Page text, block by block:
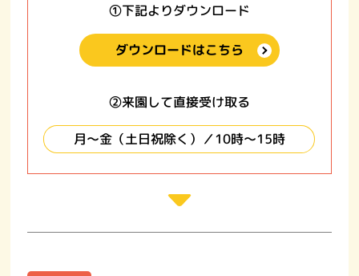
➀下記よりダウンロード
ダウンロードはこちら
➁来園して直接受け取る
月～金（土日祝除く）／10時～15時